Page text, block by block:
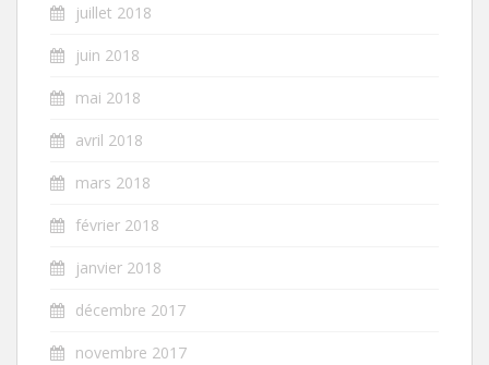
juillet 2018
juin 2018
mai 2018
avril 2018
mars 2018
février 2018
janvier 2018
décembre 2017
novembre 2017